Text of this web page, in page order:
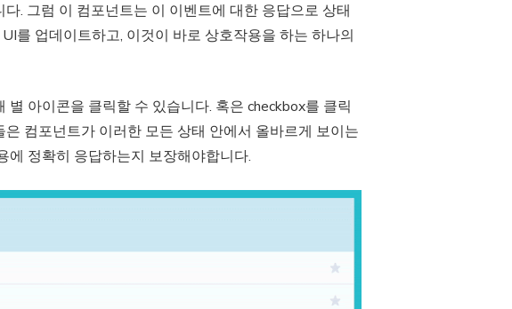
. 그럼 이 컴포넌트는 이 이벤트에 대한 응답으로 상태
를 업데이트하고, 이것이 바로 상호작용을 하는 하나의
아이콘을 클릭할 수 있습니다. 혹은 checkbox를 클릭
컴포넌트가 이러한 모든 상태 안에서 올바르게 보이는
에 정확히 응답하는지 보장해야합니다.